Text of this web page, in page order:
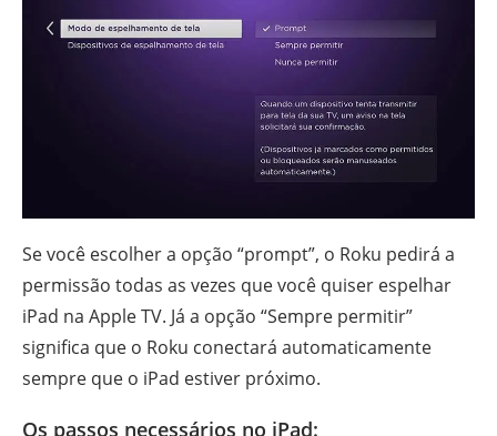
Se você escolher a opção “prompt”, o Roku pedirá a
permissão todas as vezes que você quiser espelhar
iPad na Apple TV. Já a opção “Sempre permitir”
significa que o Roku conectará automaticamente
sempre que o iPad estiver próximo.
Os passos necessários no iPad: